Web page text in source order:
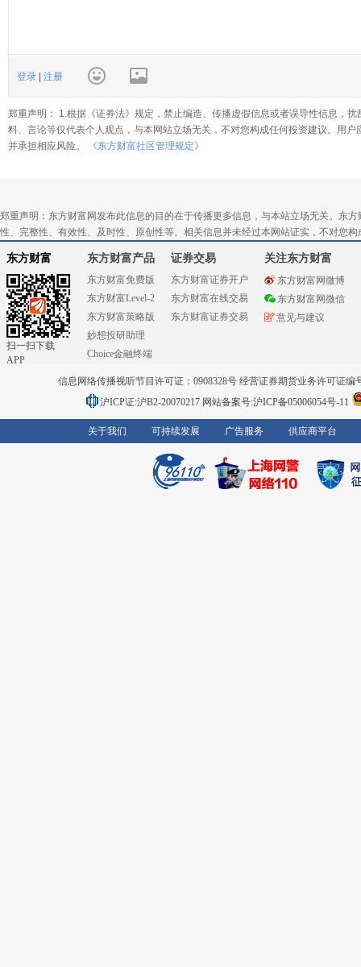
登录 | 注册
郑重声明： 1.根据《证券法》规定，禁止编造、传播虚假信息或者误导性信息，
料、言论等仅代表个人观点，与本网站立场无关，不对您构成任何投资建议。用
并承担相应风险。
《东方财富社区管理规定》
郑重声明：东方财富网发布此信息的目的在于传播更多信息，与本站立场无关。东
性、完整性、有效性、及时性、原创性等。相关信息并未经过本网站证实，不对您
东方财富
扫一扫下载
APP
东方财富产品
东方财富免费版
东方财富Level-2
东方财富策略版
妙想投研助理
Choice金融终端
证券交易
东方财富证券开户
东方财富在线交易
东方财富证券交易
关注东方财富
东方财富网微博
东方财富网微信
意见与建议
信息网络传播视听节目许可证：0908328号 经营证券期货业务许可证编
沪ICP证:沪B2-20070217 网站备案号:沪ICP备05006054号-11
关于我们 可持续发展 广告服务 供应商平台